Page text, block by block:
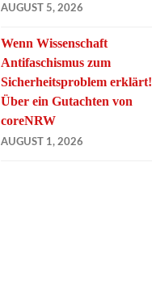
AUGUST 5, 2026
Wenn Wissenschaft
Antifaschismus zum
Sicherheitsproblem erklärt!
Über ein Gutachten von
coreNRW
AUGUST 1, 2026